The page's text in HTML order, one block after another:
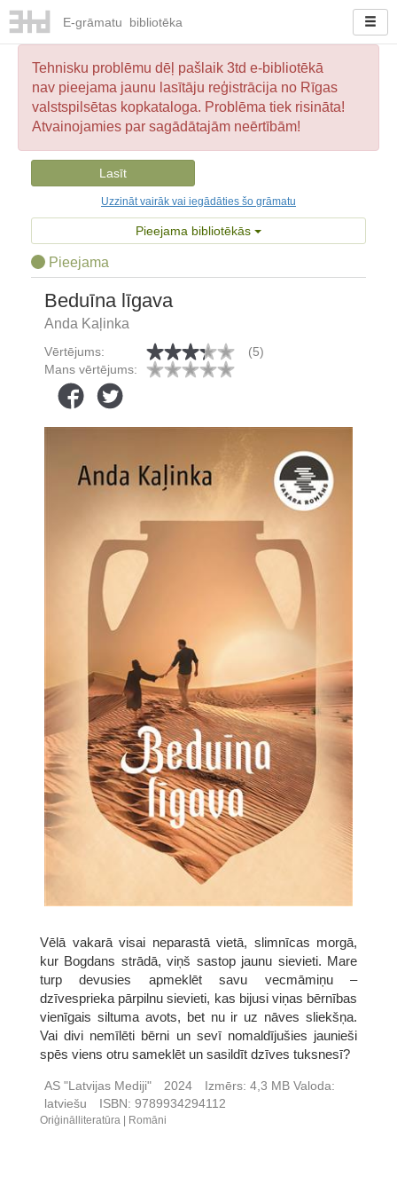
E-grāmatu bibliotēka
Tehnisku problēmu dēļ pašlaik 3td e-bibliotēkā
nav pieejama jaunu lasītāju reģistrācija no Rīgas
valstspilsētas kopkataloga. Problēma tiek risināta!
Atvainojamies par sagādātajām neērtībām!
Lasīt
Uzzināt vairāk vai iegādāties šo grāmatu
Pieejama bibliotēkās
Pieejama
Beduīna līgava
Anda Kaļinka
Vērtējums:
(5)
Mans vērtējums:
Vēlā vakarā visai neparastā vietā, slimnīcas morgā,
kur Bogdans strādā, viņš sastop jaunu sievieti. Mare
turp devusies apmeklēt savu vecmāmiņu –
dzīvesprieka pārpilnu sievieti, kas bijusi viņas bērnības
vienīgais siltuma avots, bet nu ir uz nāves sliekšņa.
Vai divi nemīlēti bērni un sevī nomaldījušies jaunieši
spēs viens otru sameklēt un sasildīt dzīves tuksnesī?
AS "Latvijas Mediji" 2024 Izmērs: 4,3 MB Valoda:
latviešu
ISBN: 9789934294112
Oriģinālliteratūra Romāni